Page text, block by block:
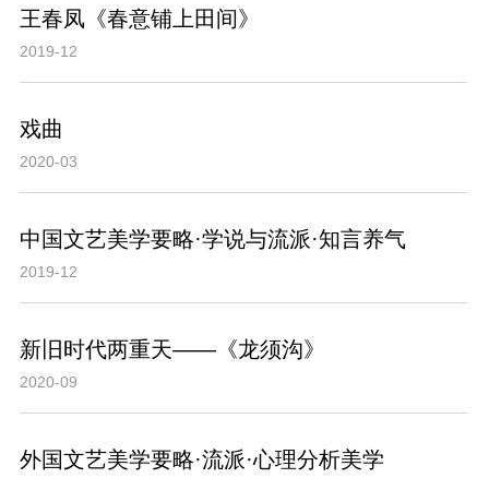
王春凤《春意铺上田间》
2019-12
戏曲
2020-03
中国文艺美学要略·学说与流派·知言养气
2019-12
新旧时代两重天——《龙须沟》
2020-09
外国文艺美学要略·流派·心理分析美学